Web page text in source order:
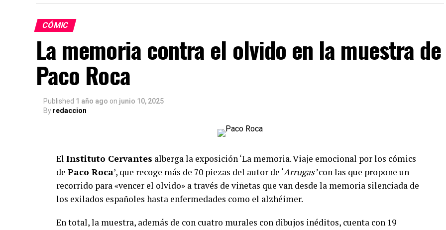
Una campaña online que celebra el poder de la ilustración
Sketching Antimicrobial Resistance
arranca como una campaña digital. Desde su
lanzamiento en el marco del Día Europeo para el Uso Prudente de los Antibióticos,EU-
JAMRAI 2, de manera conjunta con todos los ilustradores, están desvelando una ilustración
al día en sus redes sociales. Cada obra se acompaña de una breve explicación sobre diferentes
aspectos que tejen el problema de la resistencia antimicrobiana y cómo se aborda desde la
perspectiva del artista.
Esta estrategia convierte el proyecto en una galería virtual en evolución, que permite al
ampliar la conversación digital en torno a la resistencia antimicrobiana. La colaboración de
los propios artistas -todos ellos con una presencia destacada en redes sociales- amplifica el
alcance y la diversidad de las audiencias.
CÓMIC
La memoria contra el olvido en la muestra de
Paco Roca
Published 1 año ago on junio 10, 2025
By redaccion
El Instituto Cervantes alberga la exposición ‘La memoria. Viaje emocional por los cómics
de Paco Roca’, que recoge más de 70 piezas del autor de ‘Arrugas’con las que propone un
recorrido para «vencer el olvido» a través de viñetas que van desde la memoria silenciada de
los exilados españoles hasta enfermedades como el alzhéimer.
En total, la muestra, además de con cuatro murales con dibujos inéditos, cuenta con 19